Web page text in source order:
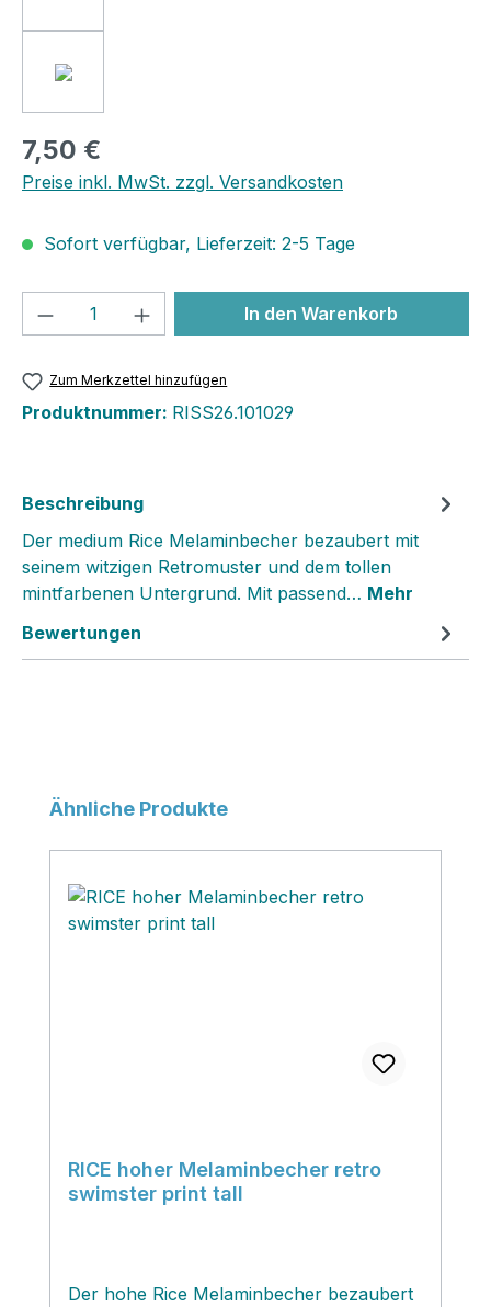
7,50 €
Preise inkl. MwSt. zzgl. Versandkosten
Sofort verfügbar, Lieferzeit: 2-5 Tage
Produkt Anzahl: Gib denIn den Warenkorb
Zum Merkzettel hinzufügen
Produktnummer: RISS26.101029
Beschreibung
Der medium Rice Melaminbecher bezaubert mit
seinem witzigen Retromuster und dem tollen
mintfarbenen Untergrund. Mit passend… Mehr
Bewertungen
Produktgalerie überspringen
Ähnliche Produkte
RICE hoher Melaminbecher retro
swimster print tall
Der hohe Rice Melaminbecher bezaubert